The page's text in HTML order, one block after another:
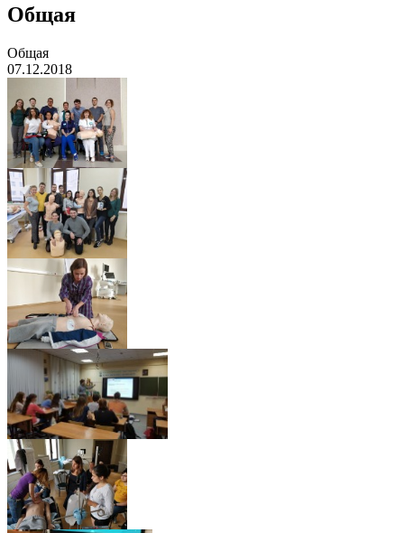
Общая
Общая
07.12.2018